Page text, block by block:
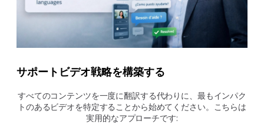
サポートビデオ戦略を構築する
すべてのコンテンツを一度に翻訳する代わりに、最もインパク
トのあるビデオを特定することから始めてください。こちらは
実用的なアプローチです: